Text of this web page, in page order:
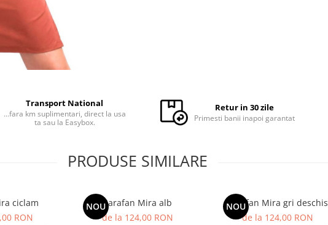
Transport National
...fara km suplimentari, direct la usa
ta sau la Easybox.
Retur in 30 zile
Primesti banii inapoi garantat
PRODUSE SIMILARE
ciclam
RON
NOUSarafan Mira alb
de la 124,00 RON
NOU
Sarafan Mira gri deschis
de la 124,00 RON